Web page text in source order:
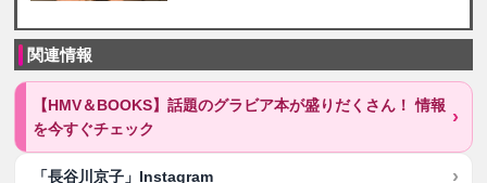
関連情報
【HMV＆BOOKS】話題のグラビア本が盛りだくさん！ 情報
を今すぐチェック
「長谷川京子」Instagram